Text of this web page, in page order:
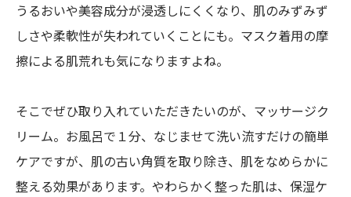
うるおいや美容成分が浸透しにくくなり、肌のみずみず
しさや柔軟性が失われていくことにも。マスク着用の摩
擦による肌荒れも気になりますよね。
そこでぜひ取り入れていただきたいのが、マッサージク
リーム。お風呂で１分、なじませて洗い流すだけの簡単
ケアですが、肌の古い角質を取り除き、肌をなめらかに
整える効果があります。やわらかく整った肌は、保湿ケ